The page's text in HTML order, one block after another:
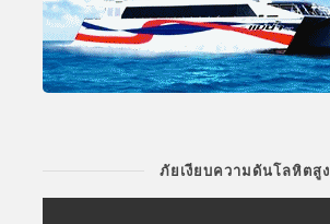
ภัยเงียบความดันโลหิตสูง